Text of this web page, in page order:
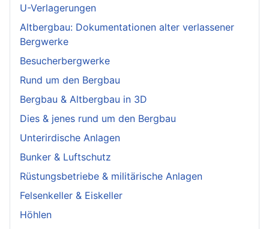
U-Verlagerungen
Altbergbau: Dokumentationen alter verlassener
Bergwerke
Besucherbergwerke
Rund um den Bergbau
Bergbau & Altbergbau in 3D
Dies & jenes rund um den Bergbau
Unterirdische Anlagen
Bunker & Luftschutz
Rüstungsbetriebe & militärische Anlagen
Felsenkeller & Eiskeller
Höhlen